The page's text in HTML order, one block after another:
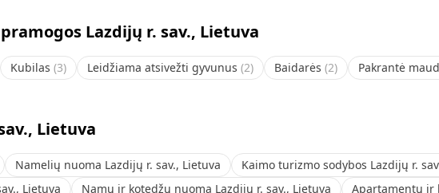
Lazdijų r. sav., Lietuva
Kubilas (3) Leidžiama atsivežti gyvunus (2) Baidarės (2) Pakrantė
Lietuva
Namelių nuoma Lazdijų r. sav., Lietuva
Kaimo turizmo sodybos Lazdijų r.
Lietuva
Namų ir kotedžų nuoma Lazdijų r. sav., Lietuva Apartamentų ir